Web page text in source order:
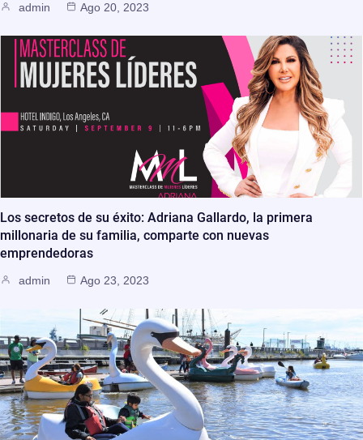
admin Ago 20, 2023
Los secretos de su éxito: Adriana Gallardo, la primera
millonaria de su familia, comparte con nuevas
emprendedoras
admin Ago 23, 2023